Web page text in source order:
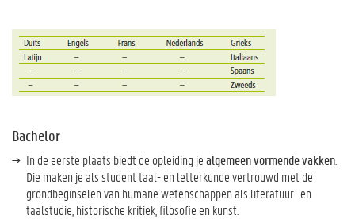
Bachelor
In de eerste plaats biedt de opleiding jealgemeen vormende vakken
Die maken je als student taal- en letterkunde vertrouwd met de
grondbeginselen van humane wetenschappen als literatuur- en
taalstudie, historische kritiek, filosofie en kunst.